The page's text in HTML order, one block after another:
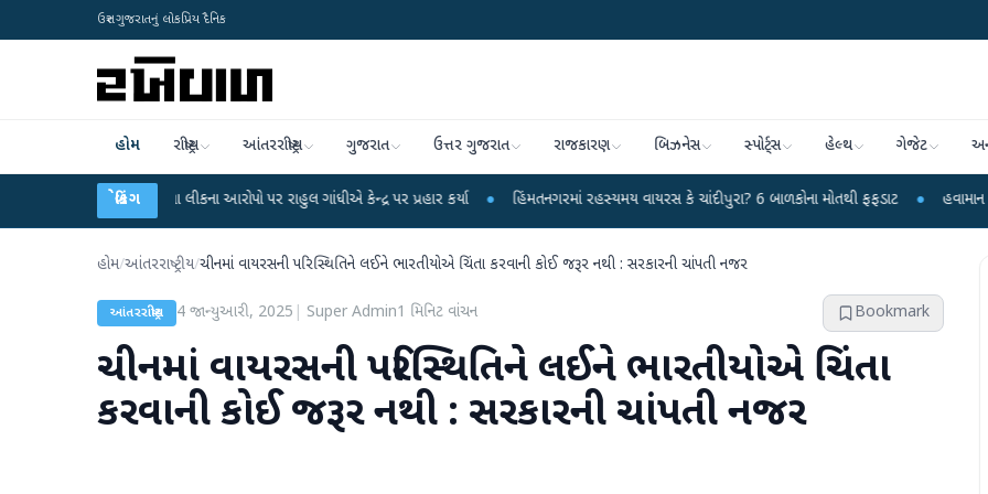
ઉત્તર ગુજરાતનું લોકપ્રિય દૈનિક
હોમ રાષ્ટ્રીય આંતરરાષ્ટ્રીય ગુજરાત ઉત્તર ગુજરાત રાજકારણ બિઝનેસ સ્પોર્ટ્સ હેલ્થ ગેજેટ
બ્રેકિંગ
NET પરીક્ષા લીકના આરોપો પર રાહુલ ગાંધીએ કેન્દ્ર પર પ્રહાર કર્યા ● હિંમતનગરમાં રહસ્યમય વાયરસ કે ચાંદીપુરા? 6 બાળકોના મોતથી ફફડાટ ● હવામાન વિભાગે 18
હોમ/આંતરરાષ્ટ્રીય/ચીનમાં વાયરસની પરિસ્થિતિને લઈને ભારતીયોએ ચિંતા કરવાની કોઈ જરૂર નથી : સરકારની ચાંપતી નજર
આંતરરાષ્ટ્રીય 4 જાન્યુઆરી, 2025 Super Admin1 મિનિટ વાંચન Bookmark
ચીનમાં વાયરસની પરિસ્થિતિને લઈને ભારતીયોએ ચિંતા
કરવાની કોઈ જરૂર નથી : સરકારની ચાંપતી નજર